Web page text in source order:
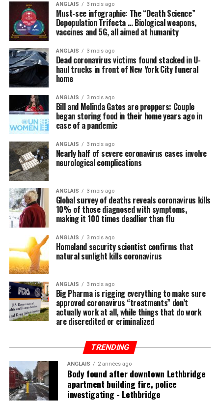
Autoriser l’accès aux services de garde d’urgence
pour les enfants d’agriculteurs et d’agricultrices;
Reconnaître les marchés publics et kiosques à la
ferme dans la liste des « services essentiels ».
Instaurer les
: cultiver
partout où c’est possible
Encourager les potagers collectifs et le jardinage
citoyen dans toutes les municipalités du Québec;
Autoriser la culture potagère en cour avant dans
l’ensemble des municipalités du Québec;
Convertir les serres ornementales publiques
maraîchère;
Convertir un maximum d’espaces prévus pour
l’ornementation florale municipale en espaces de
culture maraîchère.
Post Views:227
ANGLAIS 3 mois ago
Must-see infographic: The “Death Science”
Depopulation Trifecta … Biological weapons,
vaccines and 5G, all aimed at humanity
ANGLAIS 3 mois ago
Dead coronavirus victims found stacked in U-
haul trucks in front of New York City funeral
home
ANGLAIS 3 mois ago
Bill and Melinda Gates are preppers: Couple
began storing food in their home years ago in
case of a pandemic
ANGLAIS 3 mois ago
Nearly half of severe coronavirus cases involve
neurological complications
ANGLAIS 3 mois ago
Global survey of deaths reveals coronavirus kills
10% of those diagnosed with symptoms,
making it 100 times deadlier than flu
ANGLAIS 3 mois ago
Homeland security scientist confirms that
natural sunlight kills coronavirus
ANGLAIS 3 mois ago
Big Pharma is rigging everything to make sure
approved coronavirus “treatments” don’t
actually work at all, while things that do work
are discredited or criminalized
TRENDING
ANGLAIS 2 années ago
Body found after downtown Lethbridge
apartment building fire, police
investigating - Lethbridge